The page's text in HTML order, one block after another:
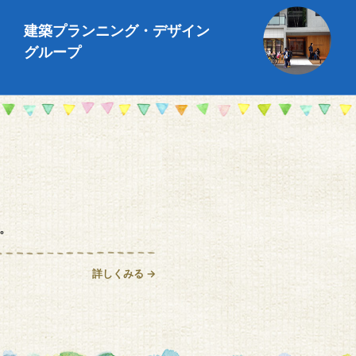
建築プランニング・デザイン
グループ
詳しくみる →